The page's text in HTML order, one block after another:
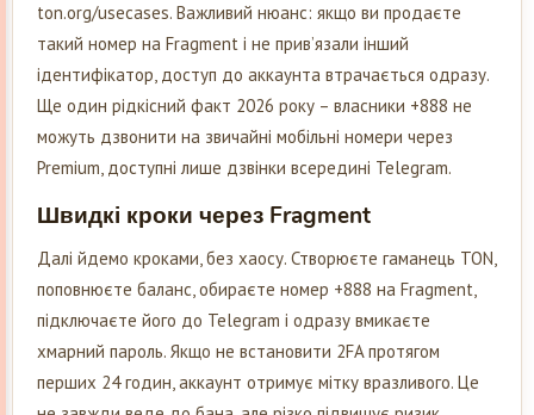
ton.org/usecases. Важливий нюанс: якщо ви продаєте
такий номер на Fragment і не прив’язали інший
ідентифікатор, доступ до аккаунта втрачається одразу.
Ще один рідкісний факт 2026 року – власники +888 не
можуть дзвонити на звичайні мобільні номери через
Premium, доступні лише дзвінки всередині Telegram.
Швидкі кроки через Fragment
Далі йдемо кроками, без хаосу. Створюєте гаманець TON,
поповнюєте баланс, обираєте номер +888 на Fragment,
підключаєте його до Telegram і одразу вмикаєте
хмарний пароль. Якщо не встановити 2FA протягом
перших 24 годин, аккаунт отримує мітку вразливого. Це